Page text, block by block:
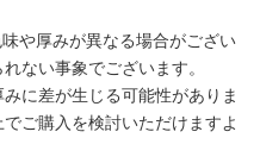
や厚みが異なる場合がござい
ない事象でございます。
に差が生じる可能性がありま
ご購入を検討いただけますよ